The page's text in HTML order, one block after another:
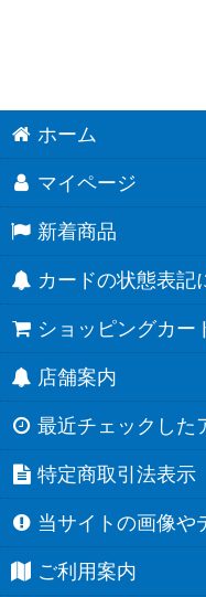
ホーム
マイページ
新着商品
カードの状態表記
ショッピングカー
店舗案内
最近チェックした
特定商取引法表示
当サイトの画像や
ご利用案内